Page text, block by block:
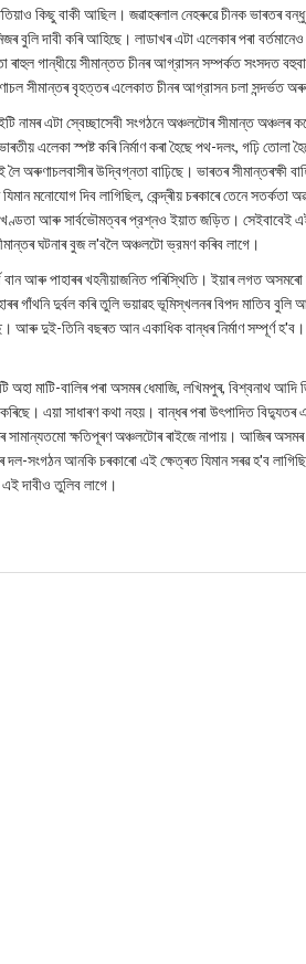
কিছু বাকী আছিল। জৱাহৰলাল নেহৰুৱে চীনক ভাৰতৰ বন্ধু
বুলি দাবী কৰি আহিছে। লাডাখৰ এটা এলেকাৰ পৰা
ৰাহুল গান্ধীয়ে সীমান্তত চীনৰ আগ্রাসন সম্পর্কত সংসদত
সীমান্তৰ বৃহত্তৰ এলেকাত চীনৰ আগ্রাসন চলা সন্দর্ভত
এটা স্বেচ্ছাসেবী সংগঠনে অঞ্চলটোৰ সীমান্ত অঞ্চলৰ
এলেকা স্পষ্ট কৰি নিৰ্মাণ কৰা হৈছে পথ-দলং, গঢ়ি তোলা
অৰুণাচলবাসীৰ উদ্বিগ্নতা বাঢ়িছে। ভাৰতৰ সীমান্তৰক্ষী
মনোযোগ দিব লাগিছিল, কেন্দ্ৰীয় চৰকাৰে তেনে সতর্কতা
আৰু সাৰ্বভৌমত্বৰ প্রশ্নও ইয়াত জড়িত। সেইবাবেই এই
ঘটনাৰ বুজ ল'বলৈ অঞ্চলটো ভ্রমণ কৰিব লাগে।
বান আৰু পাহাৰৰ খহনীয়াজনিত পৰিস্থিতি। ইয়াৰ লগত
গাঁথনি দুৰ্বল কৰি তুলি ভয়াৱহ ভূমিস্খলনৰ বিপদ মাতিব
আৰু দুই-তিনি বছৰত আন একাধিক বান্ধৰ নিৰ্মাণ সম্পূর্ণ
অহা মাটি-বালিৰ পৰা অসমৰ ধেমাজি, লখিমপুৰ, বিশ্বনাথ
এয়া সাধাৰণ কথা নহয়। বান্ধৰ পৰা উৎপাদিত
ক্ষতিপূৰণ অঞ্চলটোৰ ৰাইজে নাপায়। আজিৰ
সংগঠন আনকি চৰকাৰো এই ক্ষেত্ৰত যিমান সৰৱ হ'ব
দাবীও তুলিব লাগে।